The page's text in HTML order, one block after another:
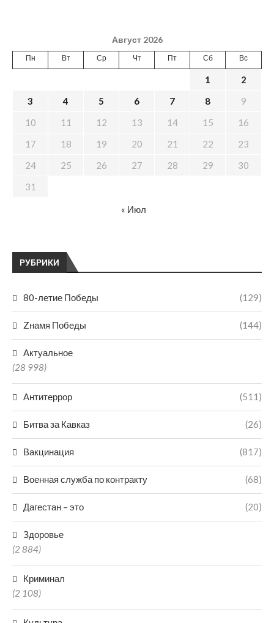
РУБРИКИ
80-летие Победы (129)
Zнамя Победы (144)
Актуальное
(28 998)
Антитеррор (511)
Битва за Кавказ (26)
Вакцинация (817)
Военная служба по контракту (68)
Дагестан – это (20)
Здоровье
(2 884)
Криминал
(2 108)
Август 2026
Пн Вт Ср Чт Пт Сб Вс
1
2
3
4 5 6 7 8
9
10
11 12 13 14 15
16
17
18 19 20 21 22
23
24
25 26 27 28 29
30
31
« Июл